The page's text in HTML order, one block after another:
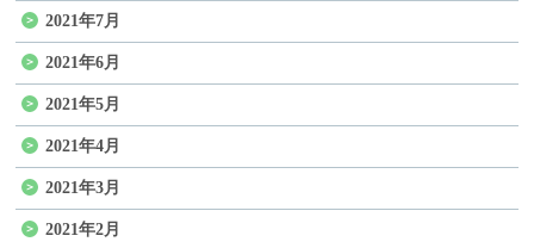
2021年7月
2021年6月
2021年5月
2021年4月
2021年3月
2021年2月